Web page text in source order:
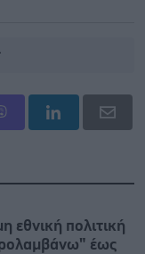
εθνική πολιτική
έως